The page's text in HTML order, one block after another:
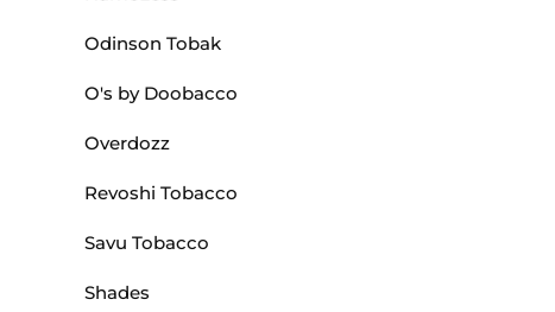
Odinson Tobak
O's by Doobacco
Overdozz
Revoshi Tobacco
Savu Tobacco
Shades